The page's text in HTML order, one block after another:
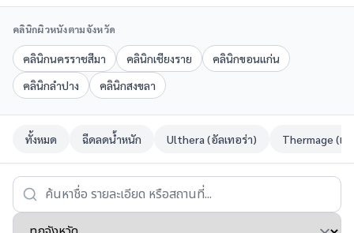
คลินิกผิวหนังตามจังหวัด
คลินิกนครราชสีมา คลินิกเชียงราย
คลินิกขอนแก่น
คลินิกลำปาง
คลินิกสงขลา
ทั้งหมด ฉีดลดน้ำหนัก Ulthera (อัลเทอร่า) Thermage (เท